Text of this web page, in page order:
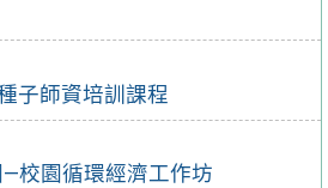
子師資培訓課程
校園循環經濟工作坊